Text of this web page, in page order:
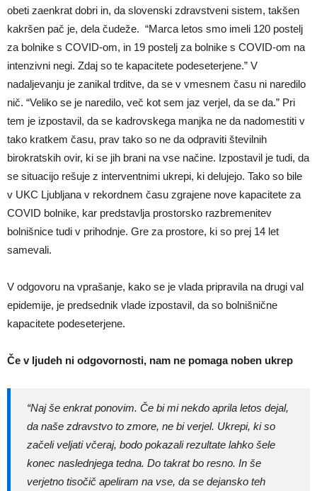
obeti zaenkrat dobri in, da slovenski zdravstveni sistem, takšen
kakršen pač je, dela čudeže. “Marca letos smo imeli 120 postelj
za bolnike s COVID-om, in 19 postelj za bolnike s COVID-om na
intenzivni negi. Zdaj so te kapacitete podeseterjene.” V
nadaljevanju je zanikal trditve, da se v vmesnem času ni naredilo
nič. “Veliko se je naredilo, več kot sem jaz verjel, da se da.” Pri
tem je izpostavil, da se kadrovskega manjka ne da nadomestiti v
tako kratkem času, prav tako so ne da odpraviti številnih
birokratskih ovir, ki se jih brani na vse načine. Izpostavil je tudi, da
se situacijo rešuje z interventnimi ukrepi, ki delujejo. Tako so bile
v UKC Ljubljana v rekordnem času zgrajene nove kapacitete za
COVID bolnike, kar predstavlja prostorsko razbremenitev
bolnišnice tudi v prihodnje. Gre za prostore, ki so prej 14 let
samevali.
V odgovoru na vprašanje, kako se je vlada pripravila na drugi val
epidemije, je predsednik vlade izpostavil, da so bolnišnične
kapacitete podeseterjene.
Če v ljudeh ni odgovornosti, nam ne pomaga noben ukrep
“Naj še enkrat ponovim. Če bi mi nekdo aprila letos dejal,
da naše zdravstvo to zmore, ne bi verjel. Ukrepi, ki so
začeli veljati včeraj, bodo pokazali rezultate lahko šele
konec naslednjega tedna. Do takrat bo resno. In še
verjetno tisočič apeliram na vse, da se dejansko teh